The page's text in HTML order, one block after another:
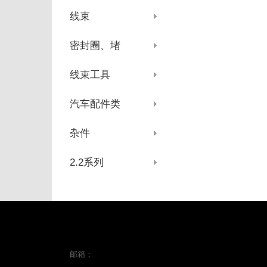
线束
密封圈、堵
线束工具
汽车配件类
杂件
2.2系列
邮箱：